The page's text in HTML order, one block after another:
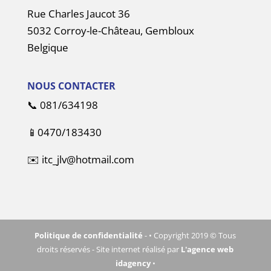
Rue Charles Jaucot 36
5032 Corroy-le-Château, Gembloux
Belgique
NOUS CONTACTER
📞 081/634198
📱 0470/183430
✉️ itc_jlv@hotmail.com
Politique de confidentialité - • Copyright 2019 © Tous
droits réservés - Site internet réalisé par L'agence web
idagency•